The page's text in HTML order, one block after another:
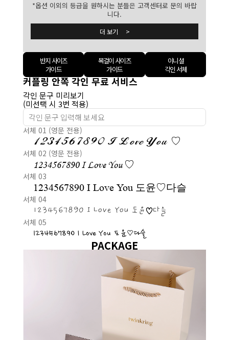
*옵션 이외의 등급을 원하시는 분들은 고객센터로 문의 바랍
니다.
더 보기 >
반지 사이즈
가이드
목걸이 사이즈
가이드
이니셜
각인 서체
커플링 안쪽 각인 무료 서비스
각인 문구 미리보기
(미선택 시 3번 적용)
서체 01 (영문 전용)
1234567890 I Love You ♡
서체 02 (영문 전용)
1234567890 I Love You ♡
서체 03
1234567890 I Love You 도윤♡다슬
서체 04
1234567890 I Love You 도윤♡다슬
서체 05
1234567890 I Love You 도윤♡다슬
PACKAGE